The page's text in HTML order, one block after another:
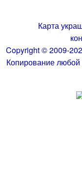
Карта
Copyright © 2009-
Копирование